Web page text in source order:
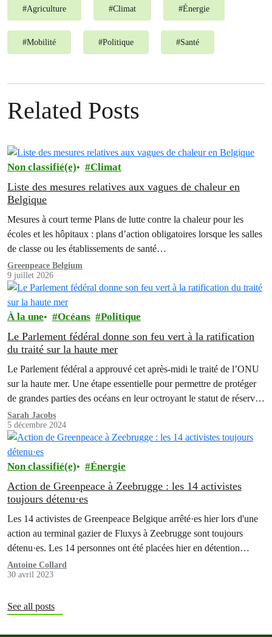
#Agriculture #Climat #Énergie
#Mobilité #Politique #Santé
Related Posts
Non classifié(e) Climat
Liste des mesures relatives aux vagues de chaleur en
Belgique
Mesures à court terme Plans de lutte contre la chaleur pour les
écoles et les hôpitaux : plans d’action obligatoires lorsque les salles
de classe ou les établissements de santé…
Greenpeace Belgium
9 juillet 2026
À la une Océans Politique
Le Parlement fédéral donne son feu vert à la ratification
du traité sur la haute mer
Le Parlement fédéral a approuvé cet après-midi le traité de l’ONU
sur la haute mer. Une étape essentielle pour permettre de protéger
de grandes parties des océans en leur octroyant le statut de réserves
marines.
Sarah Jacobs
5 décembre 2024
Non classifié(e) Énergie
Action de Greenpeace à Zeebrugge : les 14 activistes
toujours détenu·es
Les 14 activistes de Greenpeace Belgique arrêté·es hier lors d'une
action au terminal gazier de Fluxys à Zeebrugge sont toujours
détenu·es. Les 14 personnes ont été placées hier en détention
judiciaire et ont déjà dû passer une nuit en prison. Elles ont été
interrogé·es ce matin.
Antoine Collard
30 avril 2023
See all posts